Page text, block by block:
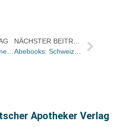
DVA und dtv nehmen Abstand von Hochhuth
NÄCHSTER BEITRAG
Abebooks: Schweizer gewinnt Literaturwettbewerb „Rote Feder 2005“
Apotheker Verlag